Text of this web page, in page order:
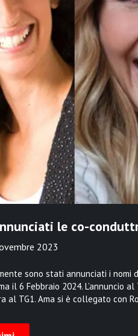
le co-
2023
sono stati annunciati i nomi
il 6 Febbraio 2024. L’annuncio
al TG1. Ama si è collegato con